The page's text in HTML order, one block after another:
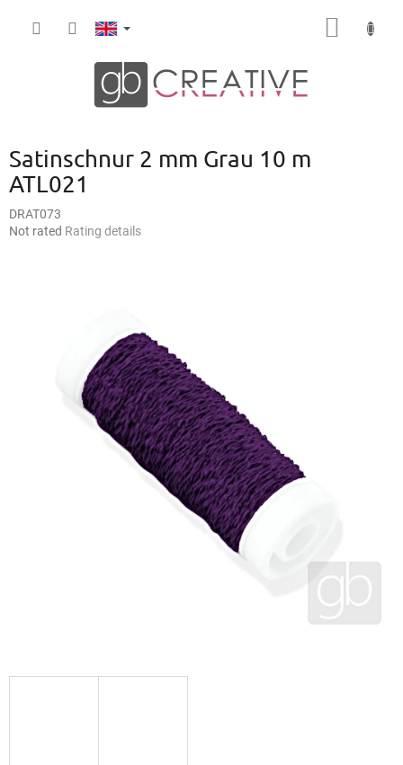
Satinschnur 2 mm Grau 10 m
ATL021
DRAT073
The
Not rated Rating details